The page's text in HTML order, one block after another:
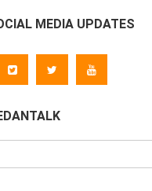
MEDIA UPDATES